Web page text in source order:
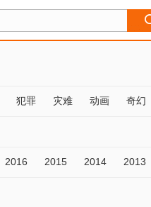
犯罪 灾难 动画 奇幻
2016 2015 2014 2013